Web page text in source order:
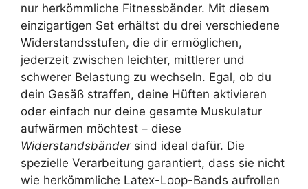
nur herkömmliche Fitnessbänder. Mit diesem
einzigartigen Set erhältst du drei verschiedene
Widerstandsstufen, die dir ermöglichen,
jederzeit zwischen leichter, mittlerer und
schwerer Belastung zu wechseln. Egal, ob du
dein Gesäß straffen, deine Hüften aktivieren
oder einfach nur deine gesamte Muskulatur
aufwärmen möchtest – diese
Widerstandsbändersind ideal dafür. Die
spezielle Verarbeitung garantiert, dass sie nicht
wie herkömmliche Latex-Loop-Bands aufrollen